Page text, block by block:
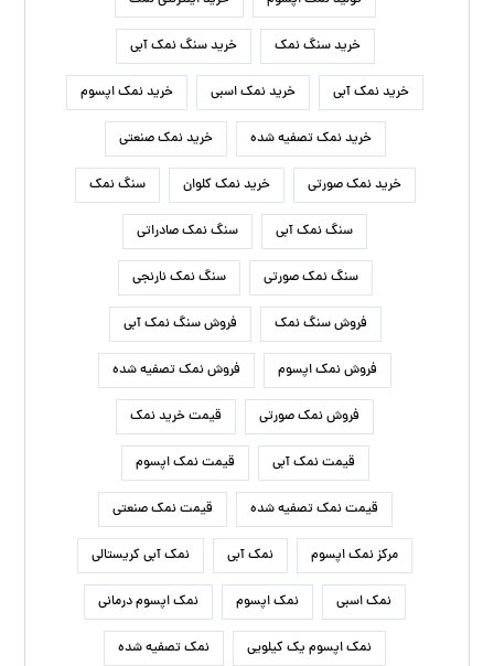
خرید سنگ نمک خرید سنگ نمک آبی
خرید نمک آبی خرید نمک اسبی خرید نمک اپسوم
خرید نمک تصفیه شده خرید نمک صنعتی
خرید نمک صورتی خرید نمک کلوان سنگ نمک
سنگ نمک آبی سنگ نمک صادراتی
سنگ نمک صورتی سنگ نمک نارنجی
فروش سنگ نمک فروش سنگ نمک آبی
فروش نمک اپسوم فروش نمک تصفیه شده
فروش نمک صورتی قیمت خرید نمک
قیمت نمک آبی قیمت نمک اپسوم
قیمت نمک تصفیه شده قیمت نمک صنعتی
مرکز نمک اپسوم نمک آبی نمک آبی کریستالی
نمک اسبی نمک اپسوم نمک اپسوم درمانی
نمک اپسوم یک کیلویی نمک تصفیه شده